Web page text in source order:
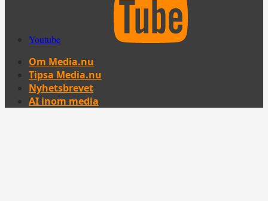
Youtube
Om Media.nu
Tipsa Media.nu
Nyhetsbrevet
AI inom media